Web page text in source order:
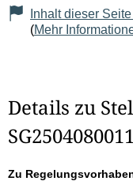
Inhalt dieser
(Mehr
Details zu
Zu